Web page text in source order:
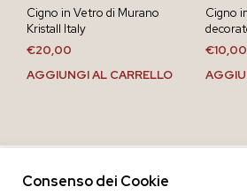
Cigno in Vetro di Murano
Kristall Italy
€20,00
AGGIUNGI AL CARRELLO
Cigno
€10,00
Consenso dei Cookie